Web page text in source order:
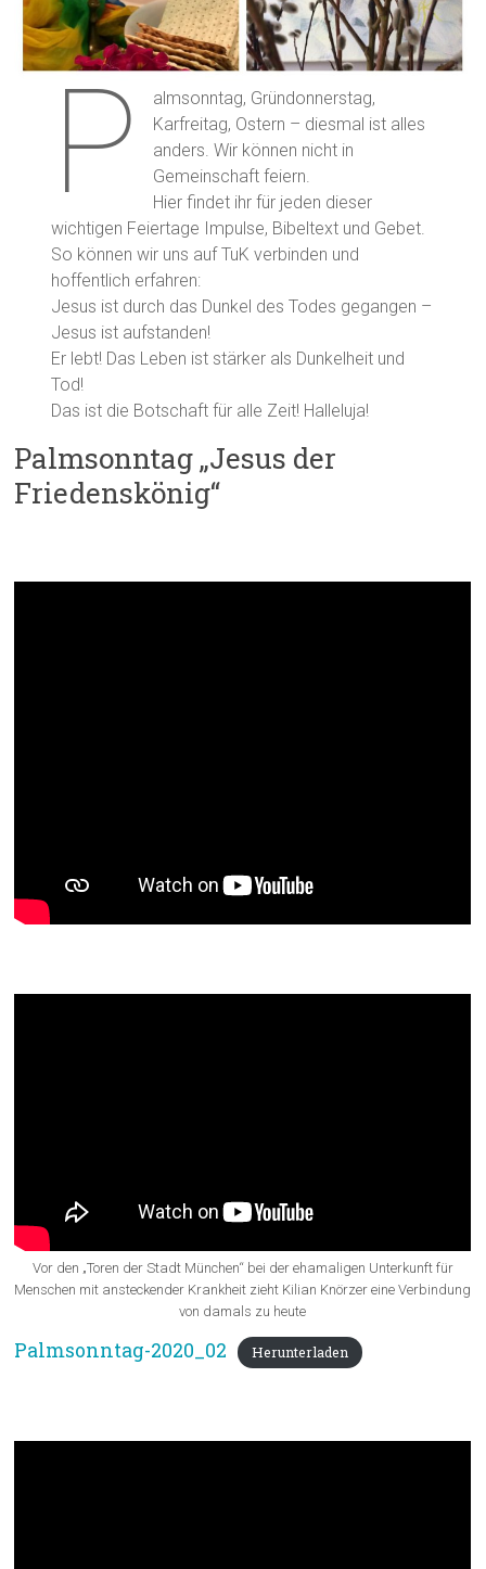
P
almsonntag, Gründonnerstag,
Karfreitag, Ostern – diesmal ist alles
anders. Wir können nicht in
Gemeinschaft feiern.
Hier findet ihr für jeden dieser
wichtigen Feiertage Impulse, Bibeltext und Gebet.
So können wir uns auf TuK verbinden und
hoffentlich erfahren:
Jesus ist durch das Dunkel des Todes gegangen –
Jesus ist aufstanden!
Er lebt! Das Leben ist stärker als Dunkelheit und
Tod!
Das ist die Botschaft für alle Zeit! Halleluja!
Palmsonntag „Jesus der
Friedenskönig“
Vor den „Toren der Stadt München“ bei der ehamaligen Unterkunft für
Menschen mit ansteckender Krankheit zieht Kilian Knörzer eine Verbindung
von damals zu heute
Palmsonntag-2020_02 Herunterladen